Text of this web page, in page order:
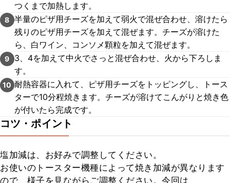
つくまで加熱します。
8 半量のピザ用チーズを加えて弱火で混ぜ合わせ、溶けたら
残りのピザ用チーズを加えて混ぜます。チーズが溶けた
ら、白ワイン、コンソメ顆粒を加えて混ぜます。
9
3、4を加えて中火でさっと混ぜ合わせ、火から下ろしま
す。
10 耐熱容器に入れて、ピザ用チーズをトッピングし、トース
ターで10分程焼きます。チーズが溶けてこんがりと焼き色
が付いたら完成です。
コツ・ポイント
塩加減は、お好みで調整してください。
お使いのトースター機種によって焼き加減が異なります
ので、様子を見ながらご調整ください。今回は